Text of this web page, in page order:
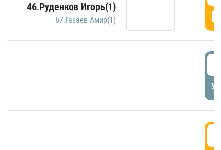
46.Руденков Игорь(1)
67.Гараев Амир(1)